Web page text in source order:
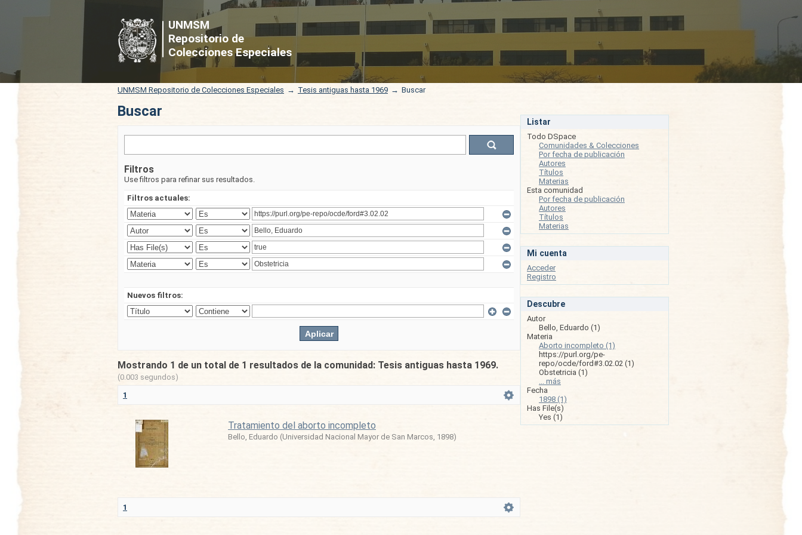
UNMSM
Repositorio de
Colecciones Especiales
Buscar
UNMSM Repositorio de Colecciones Especiales → Tesis antiguas hasta 1969 → Buscar
Buscar
Filtros
Use filtros para refinar sus resultados.
Filtros actuales:
Nuevos filtros:
Mostrando 1 de un total de 1 resultados de la comunidad: Tesis antiguas hasta 1969.
(0.003 segundos)
1
Tratamiento del aborto incompleto
Bello, Eduardo (Universidad Nacional Mayor de San Marcos, 1898)
1
Listar
Todo DSpace
Comunidades & Colecciones
Por fecha de publicación
Autores
Títulos
Materias
Esta comunidad
Por fecha de publicación
Autores
Títulos
Materias
Mi cuenta
Acceder
Registro
Descubre
Autor
Bello, Eduardo (1)
Materia
Aborto incompleto (1)
https://purl.org/pe-
repo/ocde/ford#3.02.02 (1)
Obstetricia (1)
... más
Fecha
1898 (1)
Has File(s)
Yes (1)